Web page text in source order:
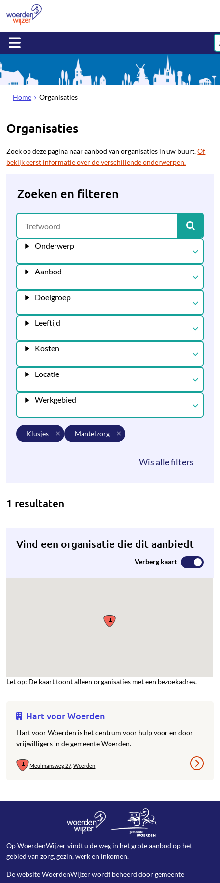
Home Organisaties
Organisaties
Zoek op deze pagina naar aanbod van organisaties in uw buurt.Of
bekijk eerst informatie over de verschillende onderwerpen.
Zoeken en filteren
Onderwerp
Aanbod
Doelgroep
Leeftijd
Kosten
Locatie
Werkgebied
klusjes mantelzorg
1 resultaten
Vind een organisatie die dit aanbiedt
Verberg kaart
Let op: De kaart toont alleen organisaties met een bezoekadres.
Hart voor Woerden
Hart voor Woerden is het centrum voor hulp voor en door
vrijwilligers in de gemeente Woerden.
Meulmansweg 27, Woerden
Op WoerdenWijzer vindt u de weg in het grote aanbod op het
gebied van zorg, gezin, werk en inkomen.
De website WoerdenWijzer wordt beheerd doorgemeente